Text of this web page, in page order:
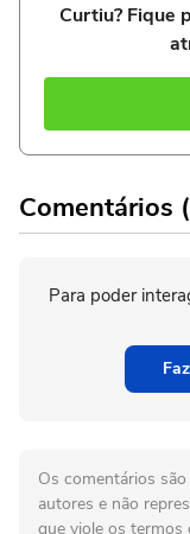
Curtiu? Fique
Comentários
Para poder
Os comentários
autores e não
que viole os termos